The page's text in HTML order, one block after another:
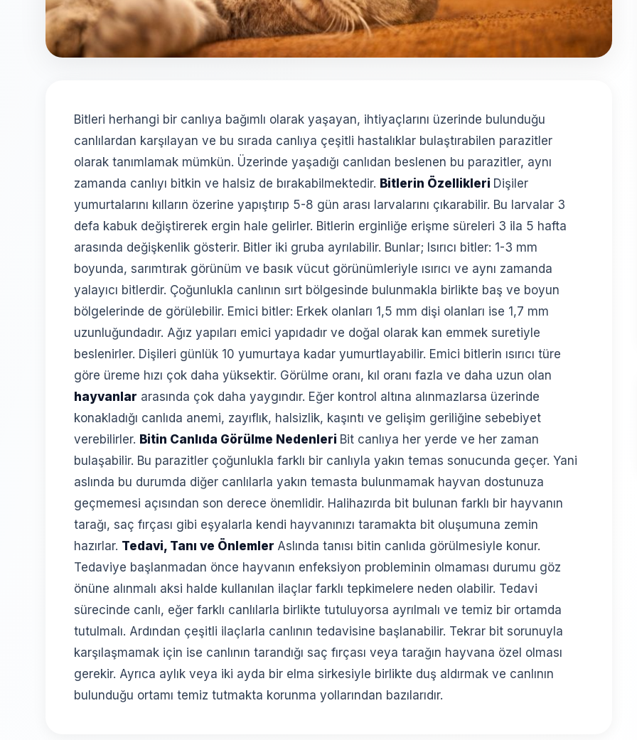
Bitleri herhangi bir canlıya bağımlı olarak yaşayan, ihtiyaçlarını üzerinde bulunduğu
canlılardan karşılayan ve bu sırada canlıya çeşitli hastalıklar bulaştırabilen parazitler
olarak tanımlamak mümkün. Üzerinde yaşadığı canlıdan beslenen bu parazitler, aynı
zamanda canlıyı bitkin ve halsiz de bırakabilmektedir. Bitlerin Özellikleri Dişiler
yumurtalarını kılların özerine yapıştırıp 5-8 gün arası larvalarını çıkarabilir. Bu larvalar 3
defa kabuk değiştirerek ergin hale gelirler. Bitlerin erginliğe erişme süreleri 3 ila 5 hafta
arasında değişkenlik gösterir. Bitler iki gruba ayrılabilir. Bunlar; Isırıcı bitler: 1-3 mm
boyunda, sarımtırak görünüm ve basık vücut görünümleriyle ısırıcı ve aynı zamanda
yalayıcı bitlerdir. Çoğunlukla canlının sırt bölgesinde bulunmakla birlikte baş ve boyun
bölgelerinde de görülebilir. Emici bitler: Erkek olanları 1,5 mm dişi olanları ise 1,7 mm
uzunluğundadır. Ağız yapıları emici yapıdadır ve doğal olarak kan emmek suretiyle
beslenirler. Dişileri günlük 10 yumurtaya kadar yumurtlayabilir. Emici bitlerin ısırıcı türe
göre üreme hızı çok daha yüksektir. Görülme oranı, kıl oranı fazla ve daha uzun olan
hayvanlar arasında çok daha yaygındır. Eğer kontrol altına alınmazlarsa üzerinde
konakladığı canlıda anemi, zayıflık, halsizlik, kaşıntı ve gelişim geriliğine sebebiyet
verebilirler. Bitin Canlıda Görülme Nedenleri Bit canlıya her yerde ve her zaman
bulaşabilir. Bu parazitler çoğunlukla farklı bir canlıyla yakın temas sonucunda geçer. Yani
aslında bu durumda diğer canlılarla yakın temasta bulunmamak hayvan dostunuza
geçmemesi açısından son derece önemlidir. Halihazırda bit bulunan farklı bir hayvanın
tarağı, saç fırçası gibi eşyalarla kendi hayvanınızı taramakta bit oluşumuna zemin
hazırlar. Tedavi, Tanı ve Önlemler Aslında tanısı bitin canlıda görülmesiyle konur.
Tedaviye başlanmadan önce hayvanın enfeksiyon probleminin olmaması durumu göz
önüne alınmalı aksi halde kullanılan ilaçlar farklı tepkimelere neden olabilir. Tedavi
sürecinde canlı, eğer farklı canlılarla birlikte tutuluyorsa ayrılmalı ve temiz bir ortamda
tutulmalı. Ardından çeşitli ilaçlarla canlının tedavisine başlanabilir. Tekrar bit sorunuyla
karşılaşmamak için ise canlının tarandığı saç fırçası veya tarağın hayvana özel olması
gerekir. Ayrıca aylık veya iki ayda bir elma sirkesiyle birlikte duş aldırmak ve canlının
bulunduğu ortamı temiz tutmakta korunma yollarından bazılarıdır.